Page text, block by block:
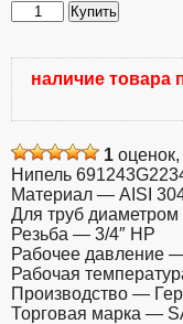
Нипель
из
нержавеющей
691243G2234
ВПр-
НР,
22x3/4",
Германия.
Купить
наличие товара
1
Нипель
Материал — AISI
Для труб
Резьба — 3/4″ НР
Рабочее давление
Рабочая
Производство —
Торговая марка —